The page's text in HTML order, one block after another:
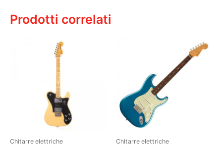
Prodotti correlati
Chitarre elettriche Chitarre elettriche